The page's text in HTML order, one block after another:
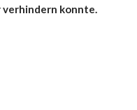
verhindern konnte.